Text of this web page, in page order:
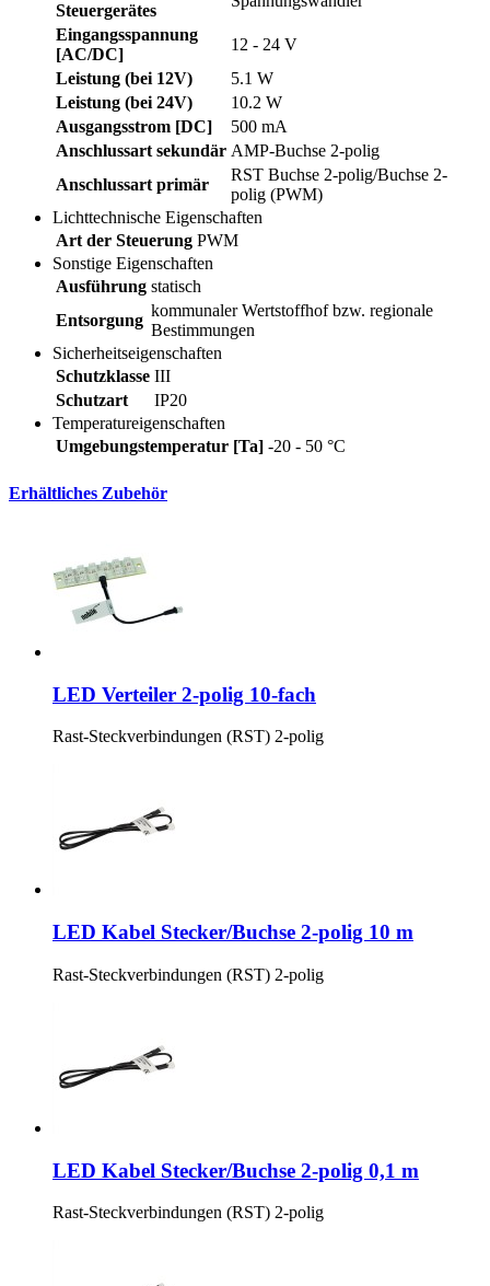
Steuergerätes
Eingangsspannung
[AC/DC]
12 - 24 V
Leistung (bei 12V)
5.1 W
Leistung (bei 24V)
10.2 W
Ausgangsstrom [DC]
500 mA
Anschlussart sekundär AMP-Buchse 2-polig
Anschlussart primär
RST Buchse 2-polig/Buchse 2-
polig (PWM)
Lichttechnische Eigenschaften
Art der Steuerung PWM
Sonstige Eigenschaften
Ausführung statisch
Entsorgung
kommunaler Wertstoffhof bzw. regionale
Bestimmungen
Sicherheitseigenschaften
Schutzklasse III
Schutzart
IP20
Temperatureigenschaften
Umgebungstemperatur [Ta] -20 - 50 °C
Erhältliches Zubehör
LED Verteiler 2-polig 10-fach
Rast-Steckverbindungen (RST) 2-polig
LED Kabel Stecker/Buchse 2-polig 10 m
Rast-Steckverbindungen (RST) 2-polig
LED Kabel Stecker/Buchse 2-polig 0,1 m
Rast-Steckverbindungen (RST) 2-polig